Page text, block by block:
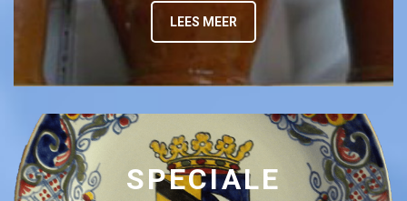
LEES MEER
SPECIALE